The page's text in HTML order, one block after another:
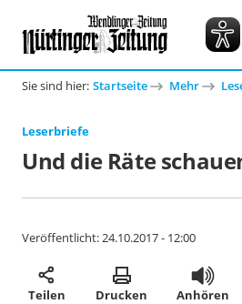
Sie sind hier: Startseite Mehr
Leserbriefe
Und die Räte
Veröffentlicht:24.10.2017 - 12:00
Teilen Drucken Anhören